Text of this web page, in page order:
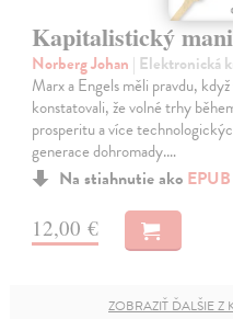
Kapitalistický
Norberg Johan | Elektronická
Marx a Engels měli pravdu,
konstatovali, že volné trhy
prosperitu a více
generace dohromady.…
Na stiahnutie ako EPUB
12,00 €
ZOBRAZIŤ ĎALŠIE Z